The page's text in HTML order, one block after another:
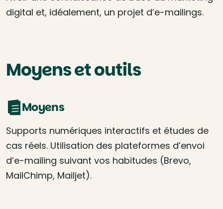
digital et, idéalement, un projet d’e-mailings.
Moyens et outils
Moyens
Supports numériques interactifs et études de
cas réels. Utilisation des plateformes d’envoi
d’e-mailing suivant vos habitudes (Brevo,
MailChimp, Mailjet).